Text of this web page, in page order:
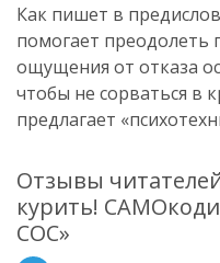
Как пишет в
помогает преодолеть
ощущения от отказа
чтобы не сорваться в
предлагает
Отзывы
курить!
СОС»